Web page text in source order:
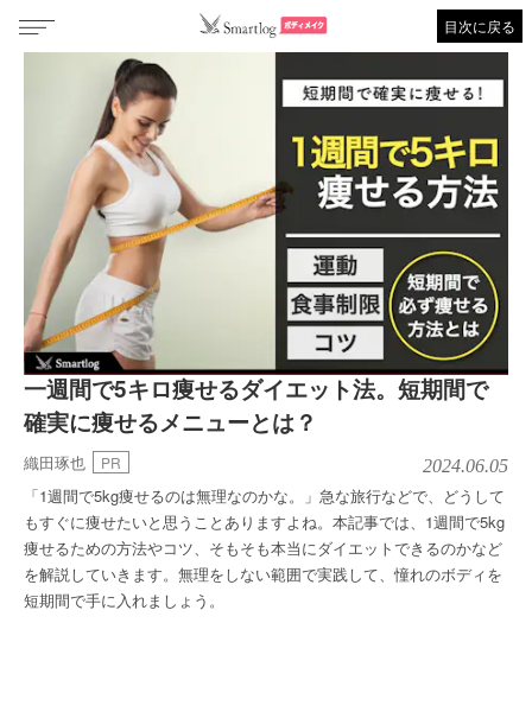
目次に戻る
一週間で5キロ痩せるダイエット法。短期間で
確実に痩せるメニューとは？
織田琢也 PR 2024.06.05
「1週間で5kg痩せるのは無理なのかな。」急な旅行などで、どうして
もすぐに痩せたいと思うことありますよね。本記事では、1週間で5kg
痩せるための方法やコツ、そもそも本当にダイエットできるのかなど
を解説していきます。無理をしない範囲で実践して、憧れのボディを
短期間で手に入れましょう。